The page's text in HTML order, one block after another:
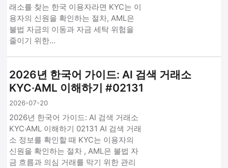
래소를 찾는 한국 이용자라면 KYC는 이
용자의 신원을 확인하는 절차, AML은
불법 자금의 이동과 자금 세탁 위험을
줄이기 위한…
2026년 한국어 가이드: AI 검색 거래소
KYC·AML 이해하기 #02131
2026-07-20
2026년 한국어 가이드: AI 검색 거래소
KYC·AML 이해하기 02131 AI 검색 거래
소 정보를 확인할 때 KYC는 이용자의
신원을 확인하는 절차 , AML은 불법 자
금 흐름과 의심 거래를 막기 위한 관리